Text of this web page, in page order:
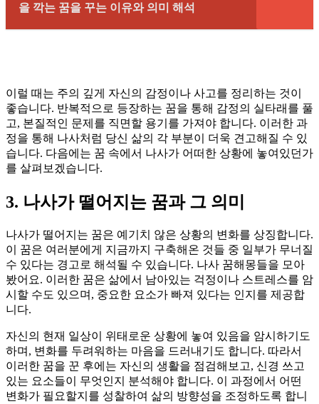
을 깍는 꿈을 꾸는 이유와 의미 해석
이럴 때는 주의 깊게 자신의 감정이나 사고를 정리하는 것이
좋습니다. 반복적으로 등장하는 꿈을 통해 감정의 실타래를 풀
고, 본질적인 문제를 직면할 용기를 가져야 합니다. 이러한 과
정을 통해 나사처럼 당신 삶의 각 부분이 더욱 견고해질 수 있
습니다. 다음에는 꿈 속에서 나사가 어떠한 상황에 놓여있던가
를 살펴보겠습니다.
3. 나사가 떨어지는 꿈과 그 의미
나사가 떨어지는 꿈은 예기치 않은 상황의 변화를 상징합니다.
이 꿈은 여러분에게 지금까지 구축해온 것들 중 일부가 무너질
수 있다는 경고로 해석될 수 있습니다. 나사 꿈해몽들을 모아
봤어요. 이러한 꿈은 삶에서 남아있는 걱정이나 스트레스를 암
시할 수도 있으며, 중요한 요소가 빠져 있다는 인지를 제공합
니다.
자신의 현재 일상이 위태로운 상황에 놓여 있음을 암시하기도
하며, 변화를 두려워하는 마음을 드러내기도 합니다. 따라서
이러한 꿈을 꾼 후에는 자신의 생활을 점검해보고, 신경 쓰고
있는 요소들이 무엇인지 분석해야 합니다. 이 과정에서 어떤
변화가 필요할지를 성찰하여 삶의 방향성을 조정하도록 합니